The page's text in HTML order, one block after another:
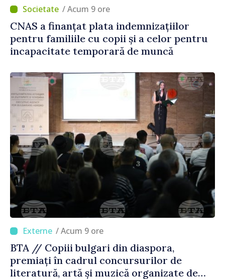
/ Acum 9 ore
CNAS a finanțat plata indemnizațiilor
pentru familiile cu copii și a celor pentru
incapacitate temporară de muncă
/ Acum 9 ore
BTA // Copiii bulgari din diaspora,
premiați în cadrul concursurilor de
literatură, artă și muzică organizate de